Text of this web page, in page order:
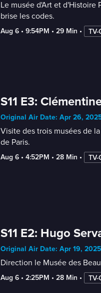
Le musée d'Art et d'Histoire
brise les codes.
Aug 6 • 9:54PM • 29 Min • TV-
S11 E3:
Original Air Date: Apr 26,
Visite des trois musées de
de Paris.
Aug 6 • 4:52PM • 28 Min • TV-
S11 E2: Hugo
Original Air Date: Apr 19, 2025
Direction le Musée des
Aug 6 • 2:25PM • 28 Min • TV-